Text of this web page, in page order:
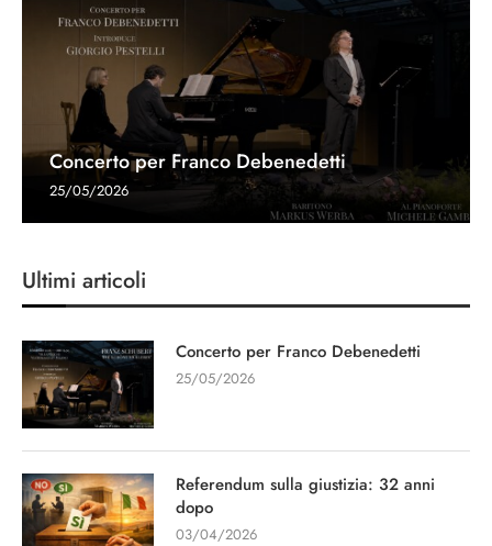
Concerto per Franco Debenedetti
25/05/2026
Ultimi articoli
Concerto per Franco Debenedetti
25/05/2026
Referendum sulla giustizia: 32 anni
dopo
03/04/2026